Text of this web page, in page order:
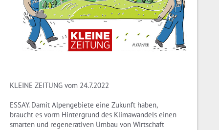
KLEINE ZEITUNG vom 24.7.2022
ESSAY. Damit Al­pen­ge­bie­te eine Zu­kunft haben,
braucht es vorm Hin­ter­grund des Kli­ma­wan­dels einen
smar­ten und re­ge­ne­ra­ti­ven Umbau von Wirt­schaft